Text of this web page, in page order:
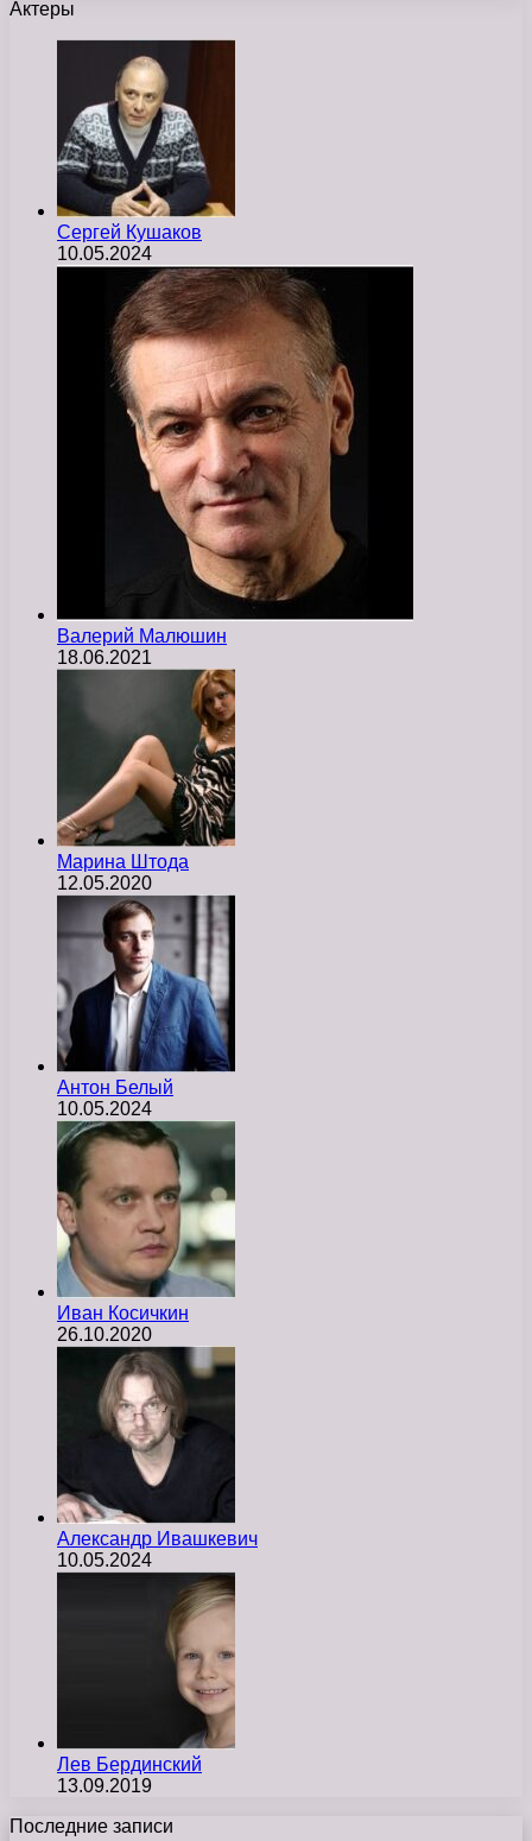
Актеры
Cергей Кушаков
10.05.2024
Валерий Малюшин
18.06.2021
Марина Штода
12.05.2020
Антон Белый
10.05.2024
Иван Косичкин
26.10.2020
Александр Ивашкевич
10.05.2024
Лев Бердинский
13.09.2019
Последние записи